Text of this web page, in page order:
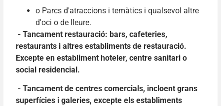
o Parcs d'atraccions i temàtics i qualsevol altre
d'oci o de lleure.
- Tancament restauració: bars, cafeteries,
restaurants i altres establiments de restauració.
Excepte en establiment hoteler, centre sanitari o
social residencial.
- Tancament de centres comercials, incloent grans
superfícies i galeries, excepte els establiments